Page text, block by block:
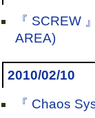
『 SCREW
AREA)
2010/02/10
『 Chaos